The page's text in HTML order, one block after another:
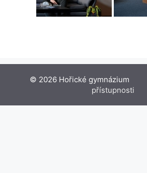
© 2026 Hořické gymnázium
přístupnosti